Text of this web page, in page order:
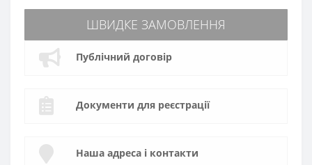
ШВИДКЕ ЗАМОВЛЕННЯ
Публічний договір
Документи для реєстрації
Наша адреса і контакти